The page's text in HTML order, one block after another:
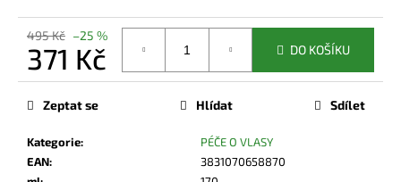
495 Kč –25 %
371 Kč
Měrná
DO KOŠÍKU
Kategorie:
PÉČE O VLASY
EAN:
3831070658870
Zeptat se Hlídat Sdílet